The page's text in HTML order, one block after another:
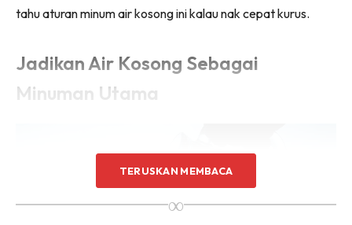
tahu aturan minum air kosong ini kalau nak cepat kurus.
Jadikan Air Kosong Sebagai
Minuman Utama
TERUSKAN MEMBACA
∞